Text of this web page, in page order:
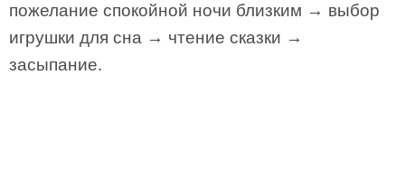
пожелание спокойной ночи близким → выбор
игрушки для сна → чтение сказки →
засыпание.